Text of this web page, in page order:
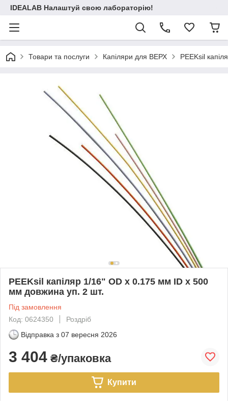
IDEALAB Налаштуй свою лабораторію!
Товари та послуги Капіляри для ВЕРХ PEEKsil
PEEKsil капіляр 1/16" OD x 0.175 мм ID x 500
мм довжина уп. 2 шт.
Під замовлення
Код: 0624350
Роздріб
Відправка з 07 вересня 2026
3 404 ₴/упаковка
Купити